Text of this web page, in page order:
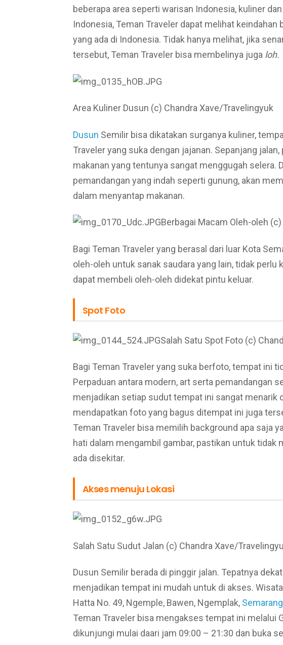
beberapa area seperti warisan Indonesia, kuliner
Indonesia, Teman Traveler dapat melihat keindahan
yang ada di Indonesia. Tidak hanya melihat, jika
tersebut, Teman Traveler bisa membelinya juga loh.
Area Kuliner Dusun (c) Chandra Xave/Travelingyuk
Dusun Semilir bisa dikatakan surganya kuliner,
Traveler yang suka dengan jajanan. Sepanjang
makanan yang tentunya sangat menggugah selera.
pemandangan yang indah seperti gunung, akan
dalam menyantap makanan.
Berbagai Macam Oleh-oleh
Bagi Teman Traveler yang berasal dari luar Kota
oleh-oleh untuk sanak saudara yang lain, tidak perlu
dapat membeli oleh-oleh didekat pintu keluar.
Spot Foto
Salah Satu Spot Foto (c)
Bagi Teman Traveler yang suka berfoto, tempat ini
Perpaduan antara modern, art serta pemandangan
menjadikan setiap sudut tempat ini sangat menarik
mendapatkan foto yang bagus ditempat ini juga
Teman Traveler bisa memilih background apa saja
hati dalam mengambil gambar, pastikan untuk tidak
ada disekitar.
Akses menuju Lokasi
Salah Satu Sudut Jalan (c) Chandra Xave/
Dusun Semilir berada di pinggir jalan. Tepatnya
menjadikan tempat ini mudah untuk di akses.
Hatta No. 49, Ngemple, Bawen, Ngemplak, Semarang
Teman Traveler bisa mengakses tempat ini melalui
dikunjungi mulai daari jam 09:00 – 21:30 dan buka